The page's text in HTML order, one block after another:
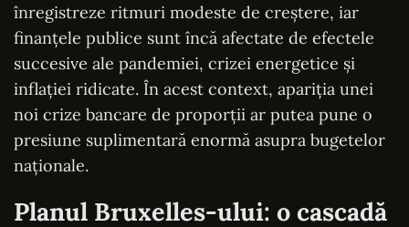
înregistreze ritmuri modeste de creștere, iar
finanțele publice sunt încă afectate de efectele
succesive ale pandemiei, crizei energetice și
inflației ridicate. În acest context, apariția unei
noi crize bancare de proporții ar putea pune o
presiune suplimentară enormă asupra bugetelor
naționale.
Planul Bruxelles-ului: o cascadă